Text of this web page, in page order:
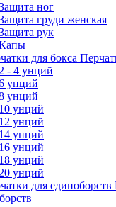
ног
груди женская
рук
2 - 4 унций
унций
унций
10 унций
12 унций
14 унций
16 унций
18 унций
20 унций